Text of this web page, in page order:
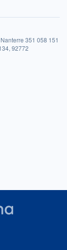
351 058 151
92772
X sur